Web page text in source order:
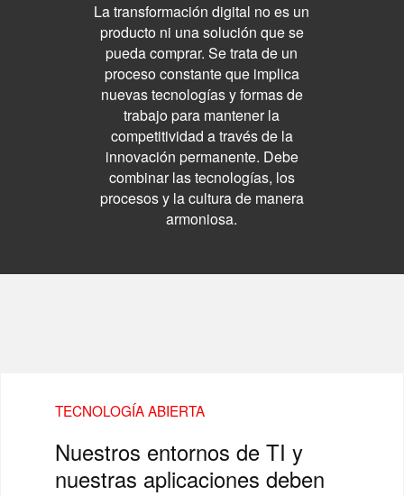
La transformación digital no es un
producto ni una solución que se
pueda comprar. Se trata de un
proceso constante que implica
nuevas tecnologías y formas de
trabajo para mantener la
competitividad a través de la
innovación permanente. Debe
combinar las tecnologías, los
procesos y la cultura de manera
armoniosa.
TECNOLOGÍA ABIERTA
Nuestros entornos de TI y
nuestras aplicaciones deben